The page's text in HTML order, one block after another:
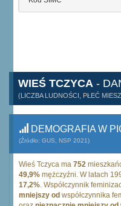
WIEŚ TCZYCA -
(LICZBA LUDNOŚCI, PŁEĆ
DEMOGRAFIA W
(Źródło: GUS, NSP 2021)
Wieś Tczyca ma 752
49,9% mężczyźni. W latach
17,2%. Współczynnik
mniejszy od współczynnika